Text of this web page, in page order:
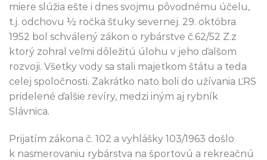
miere slúžia ešte i dnes svojmu pôvodnému účelu,
t.j. odchovu ½ ročka šťuky severnej. 29. októbra
1952 bol schválený zákon o rybárstve č.62/52 Z.z
ktorý zohral veľmi dôležitú úlohu v jeho ďalšom
rozvoji. Všetky vody sa stali majetkom štátu a teda
celej spoločnosti. Zakrátko nato boli do užívania ĽRS
pridelené ďalšie revíry, medzi iným aj rybník
Slávnica.
Prijatím zákona č. 102 a vyhlášky 103/1963 došlo
k nasmerovaniu rybárstva na športovú a rekreačnú